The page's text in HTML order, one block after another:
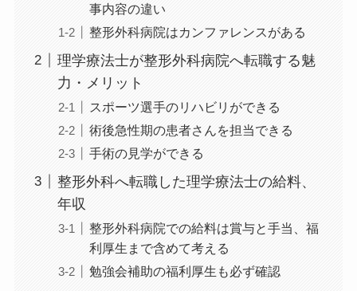
事内容の違い
整形外科病院はカンファレンスがある
理学療法士が整形外科病院へ転職する魅
力・メリット
スポーツ選手のリハビリができる
術後急性期の患者さんを担当できる
手術の見学ができる
整形外科へ転職した理学療法士の給料、
年収
整形外科病院での給料は賞与と手当、福
利厚生まで含めて考える
勉強会補助の福利厚生も必ず確認